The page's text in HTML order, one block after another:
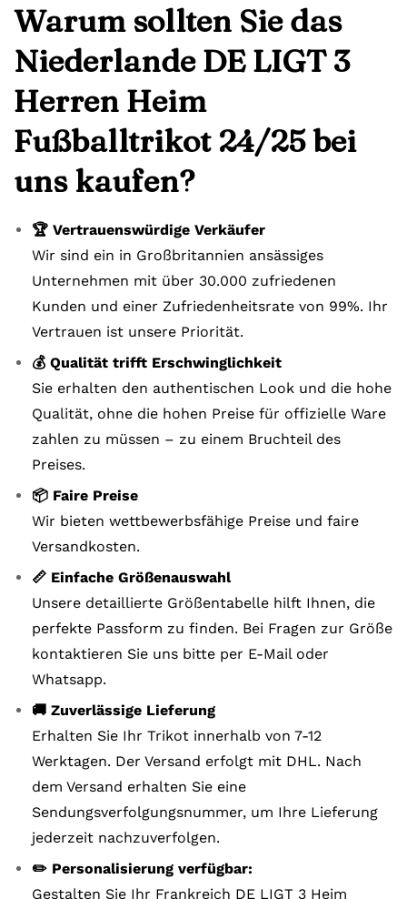
Warum sollten Sie das
Niederlande DE LIGT 3
Herren Heim
Fußballtrikot 24/25 bei
uns kaufen?
🏆 Vertrauenswürdige Verkäufer
Wir sind ein in Großbritannien ansässiges
Unternehmen mit über 30.000 zufriedenen
Kunden und einer Zufriedenheitsrate von 99%. Ihr
Vertrauen ist unsere Priorität.
💰 Qualität trifft Erschwinglichkeit
Sie erhalten den authentischen Look und die hohe
Qualität, ohne die hohen Preise für offizielle Ware
zahlen zu müssen – zu einem Bruchteil des
Preises.
📦 Faire Preise
Wir bieten wettbewerbsfähige Preise und faire
Versandkosten.
📏 Einfache Größenauswahl
Unsere detaillierte Größentabelle hilft Ihnen, die
perfekte Passform zu finden. Bei Fragen zur Größe
kontaktieren Sie uns bitte per E-Mail oder
Whatsapp.
🚚 Zuverlässige Lieferung
Erhalten Sie Ihr Trikot innerhalb von 7-12
Werktagen. Der Versand erfolgt mit DHL. Nach
dem Versand erhalten Sie eine
Sendungsverfolgungsnummer, um Ihre Lieferung
jederzeit nachzuverfolgen.
✏️ Personalisierung verfügbar:
Gestalten Sie Ihr Frankreich DE LIGT 3 Heim